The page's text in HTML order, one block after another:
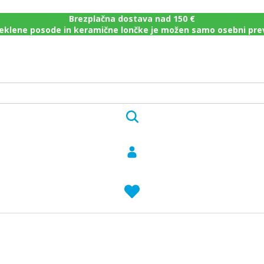
Brezplačna dostava nad 150 €
posode in keramične lončke je možen samo osebni